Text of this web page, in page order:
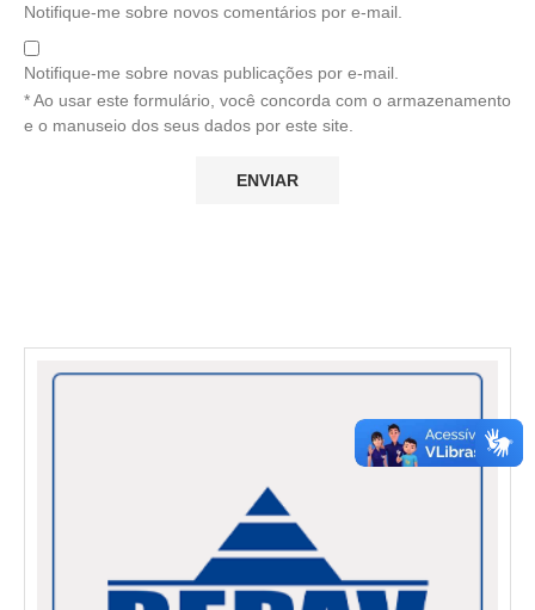
Notifique-me sobre novos comentários por e-mail.
Notifique-me sobre novas publicações por e-mail.
* Ao usar este formulário, você concorda com o armazenamento
e o manuseio dos seus dados por este site.